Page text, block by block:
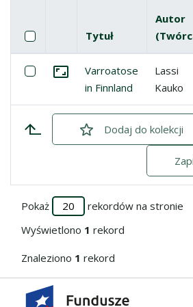
Lista pozycji
Pole wyboru
Zaznacz wszystkie pozycje
Miniatura
Tytuł
Autor
Zaznacz: Varroatose in Finnland
Przejdź do zbioru
Varroatose
in Finnland
Lassi
Kauko
Dodajzaznaczone
do kolekcji
Pokaż
rekordów na stronie
Wyświetlono 1 rekord
Znaleziono 1 rekord